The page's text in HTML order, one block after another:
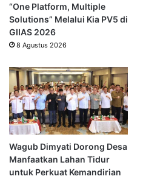
“One Platform, Multiple
Solutions” Melalui Kia PV5 di
GIIAS 2026
8 Agustus 2026
Wagub Dimyati Dorong Desa
Manfaatkan Lahan Tidur
untuk Perkuat Kemandirian